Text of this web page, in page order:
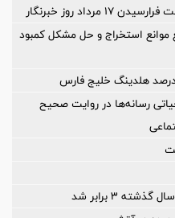
روز خبرنگار
موانع استخراج و حل مشکل کمبود
رسانه‌ها در روایت صحیح
۳ برابر شد